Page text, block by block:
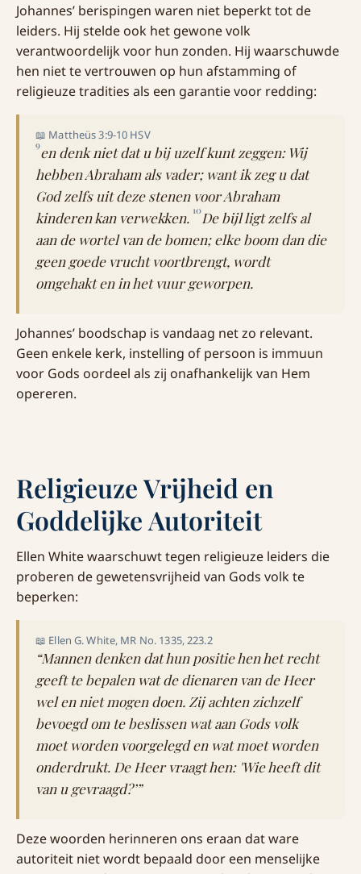
Johannes’ berispingen waren niet beperkt tot de
leiders. Hij stelde ook het gewone volk
verantwoordelijk voor hun zonden. Hij waarschuwde
hen niet te vertrouwen op hun afstamming of
religieuze tradities als een garantie voor redding:
📖 Mattheüs 3:9-10 HSV
9en denk niet dat u bij uzelf kunt zeggen: Wij
hebben Abraham als vader; want ik zeg u dat
God zelfs uit deze stenen voor Abraham
kinderen kan verwekken. 10De bijl ligt zelfs al
aan de wortel van de bomen; elke boom dan die
geen goede vrucht voortbrengt, wordt
omgehakt en in het vuur geworpen.
Johannes’ boodschap is vandaag net zo relevant.
Geen enkele kerk, instelling of persoon is immuun
voor Gods oordeel als zij onafhankelijk van Hem
opereren.
Religieuze Vrijheid en
Goddelijke Autoriteit
Ellen White waarschuwt tegen religieuze leiders die
proberen de gewetensvrijheid van Gods volk te
beperken:
📖 Ellen G. White, MR No. 1335, 223.2
“Mannen denken dat hun positie hen het recht
geeft te bepalen wat de dienaren van de Heer
wel en niet mogen doen. Zij achten zichzelf
bevoegd om te beslissen wat aan Gods volk
moet worden voorgelegd en wat moet worden
onderdrukt. De Heer vraagt hen: 'Wie heeft dit
van u gevraagd?’”
Deze woorden herinneren ons eraan dat ware
autoriteit niet wordt bepaald door een menselijke